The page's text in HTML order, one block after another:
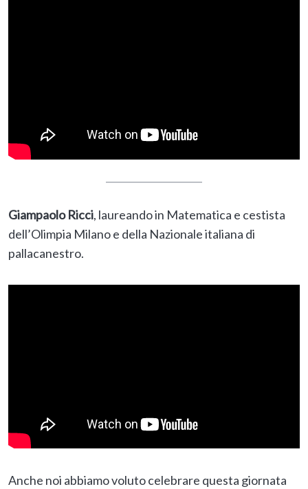
Giampaolo Ricci, laureando in Matematica e cestista
dell’Olimpia Milano e della Nazionale italiana di
pallacanestro.
Anche noi abbiamo voluto celebrare questa giornata